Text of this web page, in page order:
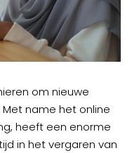
om nieuwe
name het online
heeft een enorme
in het vergaren van